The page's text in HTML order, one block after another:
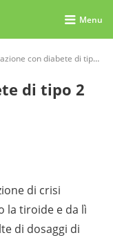
Menu
con diabete di tipo 2
di tipo 2
di crisi
la tiroide e da lì
di dosaggi di